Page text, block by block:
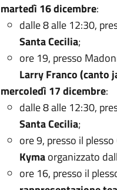
martedì 16 dicembre:
dalle 8 alle 12:30,
Santa Cecilia;
ore 19, presso
Larry Franco (canto
mercoledì 17 dicembre:
dalle 8 alle 12:30,
Santa Cecilia;
ore 9, presso il
Kymaorganizzato
ore 16, presso il